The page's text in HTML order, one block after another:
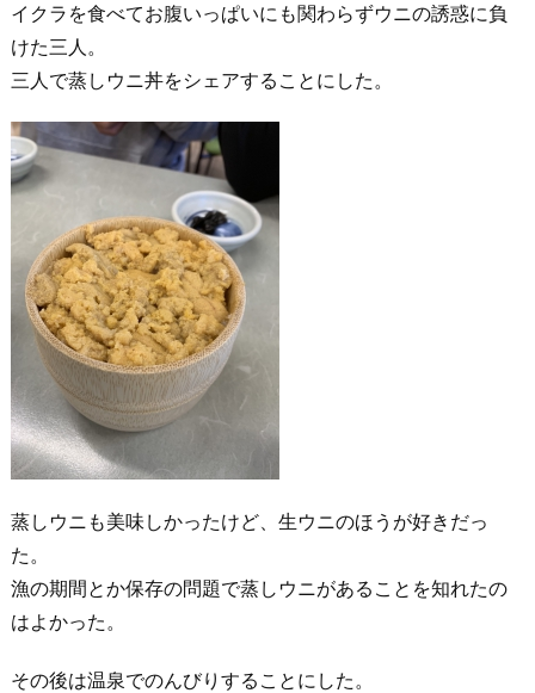
イクラを食べてお腹いっぱいにも関わらずウニの誘惑に負
けた三人。
三人で蒸しウニ丼をシェアすることにした。
蒸しウニも美味しかったけど、生ウニのほうが好きだっ
た。
漁の期間とか保存の問題で蒸しウニがあることを知れたの
はよかった。
その後は温泉でのんびりすることにした。